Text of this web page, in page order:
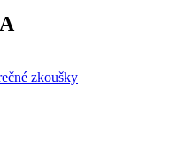
zkoušky